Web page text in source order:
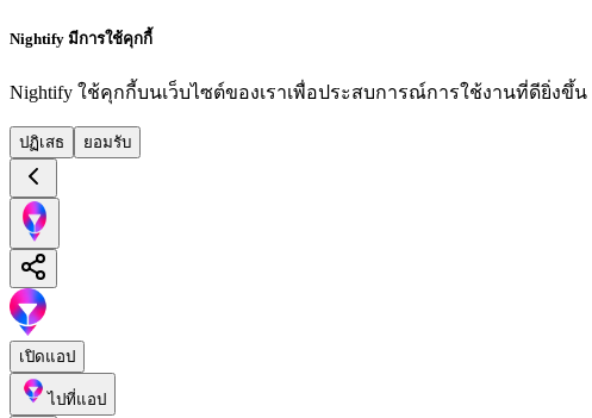
Nightify มีการใช้คุกกี้
Nightify ใช้คุกกี้บนเว็บไซต์ของเราเพื่อประสบการณ์การใช้งานที่ดียิ่งขึ้น
ปฏิเสธ ยอมรับ
เปิดแอป
ไปที่แอป